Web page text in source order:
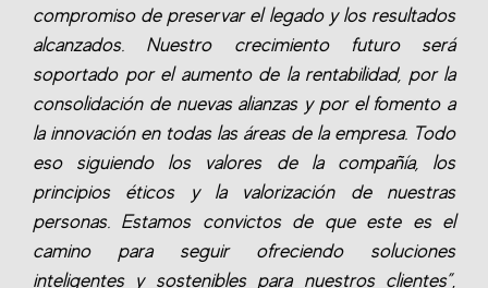
compromiso de preservar el legado y los resultados
alcanzados. Nuestro crecimiento futuro será
soportado por el aumento de la rentabilidad, por la
consolidación de nuevas alianzas y por el fomento a
la innovación en todas las áreas de la empresa. Todo
eso siguiendo los valores de la compañía, los
principios éticos y la valorización de nuestras
personas. Estamos convictos de que este es el
camino para seguir ofreciendo soluciones
inteligentes y sostenibles para nuestros clientes”,